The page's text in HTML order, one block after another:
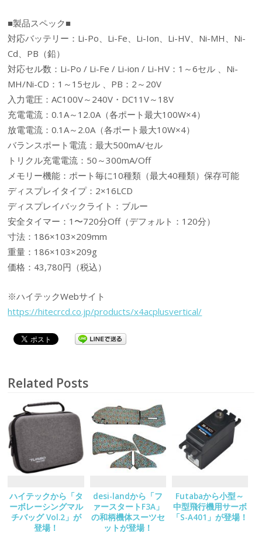
■製品スペック■
対応バッテリー：Li-Po、Li-Fe、Li-Ion、Li-HV、Ni-MH、Ni-
Cd、PB（鉛）
対応セル数：Li-Po / Li-Fe / Li-ion / Li-HV：1～6セル 、Ni-
MH/Ni-CD：1～15セル 、PB：2～20V
入力電圧：AC100V～240V・DC11V～18V
充電電流：0.1A～12.0A（各ポート最大100W×4）
放電電流：0.1A～2.0A（各ポート最大10W×4）
バランスポート電流：最大500mA/セル
トリクル充電電流：50～300mA/Off
メモリー機能：ポート毎に10種類（最大40種類）保存可能
ディスプレイタイプ：2×16LCD
ディスプレイバックライト：ブルー
安全タイマー：1〜720分Off（デフォルト：120分）
寸法：186×103×209mm
重量：186×103×209g
価格：43,780円（税込）
※ハイテックWebサイト
https://hitecrcd.co.jp/products/x4acplusvertical/
Related Posts
ハイテックから「タ
ーボレーシングマル
チバッグ Vol.2」が
登場！
desi-landから「フ
ァースタートF3A」
の和柄機体スーツセ
ットが登場！
Futabaから小型～
中型飛行機用サーボ
「S-A401」が登場！